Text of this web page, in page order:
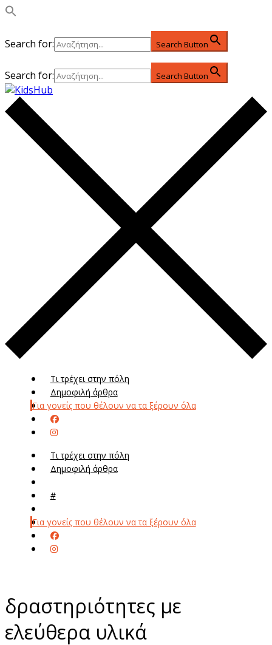
Search for: Search Button
Search for: Search Button
Τι τρέχει στην πόλη
Δημοφιλή άρθρα
Για γονείς που θέλουν να τα ξέρουν όλα
Τι τρέχει στην πόλη
Δημοφιλή άρθρα
#
Για γονείς που θέλουν να τα ξέρουν όλα
δραστηριότητες με
ελεύθερα υλικά